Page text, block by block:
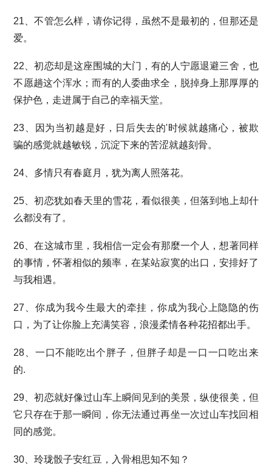
21、不管怎么样，请你记得，虽然不是最初的，但那还是
爱。
22、初恋却是这座围城的大门，有的人宁愿退避三舍，也
不愿趟这个浑水；而有的人委曲求全，脱掉身上那厚厚的
保护色，走进属于自己的幸福天堂。
23、因为当初越是好，日后失去的'时候就越痛心，被欺
骗的感觉就越敏锐，沉淀下来的苦涩就越刻骨。
24、多情只有春庭月，犹为离人照落花。
25、初恋犹如春天里的雪花，看似很美，但落到地上却什
么都没有了。
26、在这城市里，我相信一定会有那麼一个人，想著同样
的事情，怀著相似的频率，在某站寂寞的出口，安排好了
与我相遇。
27、你成为我今生最大的牵挂，你成为我心上隐隐的伤
口，为了让你脸上充满笑容，浪漫柔情各种花招都出手。
28、一口不能吃出个胖子，但胖子却是一口一口吃出来
的.
29、初恋就好像过山车上瞬间见到的美景，纵使很美，但
它只存在于那一瞬间，你无法通过再坐一次过山车找回相
同的感觉。
30、玲珑骰子安红豆，入骨相思知不知？